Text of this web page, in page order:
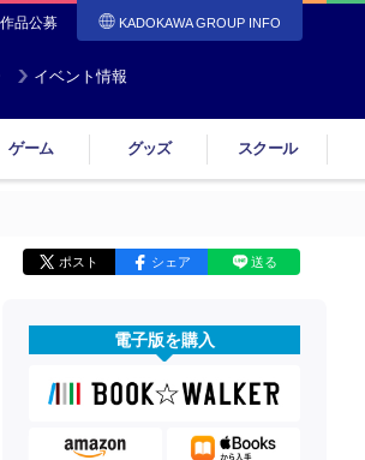
作品公募 KADOKAWA GROUP INFO
イベント情報
ゲーム グッズ スクール
ポスト シェア 送る
電子版を購入